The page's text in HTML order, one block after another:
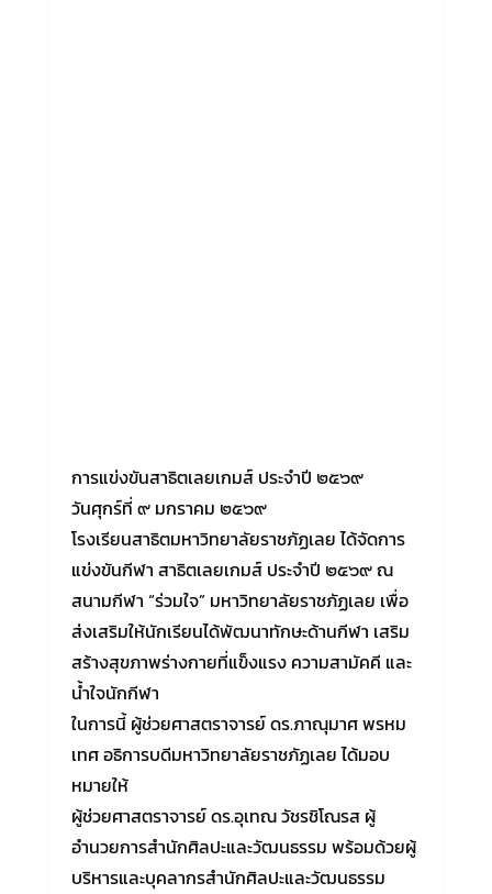
การแข่งขันสาธิตเลยเกมส์ ประจำปี ๒๕๖๙
วันศุกร์ที่ ๙ มกราคม ๒๕๖๙
โรงเรียนสาธิตมหาวิทยาลัยราชภัฏเลย ได้จัดการ
แข่งขันกีฬา สาธิตเลยเกมส์ ประจำปี ๒๕๖๙ ณ
สนามกีฬา “ร่วมใจ” มหาวิทยาลัยราชภัฏเลย เพื่อ
ส่งเสริมให้นักเรียนได้พัฒนาทักษะด้านกีฬา เสริม
สร้างสุขภาพร่างกายที่แข็งแรง ความสามัคคี และ
น้ำใจนักกีฬา
ในการนี้ ผู้ช่วยศาสตราจารย์ ดร.ภาณุมาศ พรหม
เทศ อธิการบดีมหาวิทยาลัยราชภัฏเลย ได้มอบ
หมายให้
ผู้ช่วยศาสตราจารย์ ดร.อุเทณ วัชรชิโณรส ผู้
อำนวยการสำนักศิลปะและวัฒนธรรม พร้อมด้วยผู้
บริหารและบุคลากรสำนักศิลปะและวัฒนธรรม